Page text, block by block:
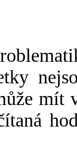
mít